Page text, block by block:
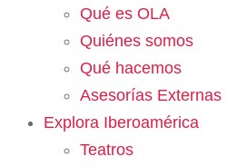
Qué es OLA
Quiénes somos
Qué hacemos
Asesorías Externas
Explora Iberoamérica
Teatros